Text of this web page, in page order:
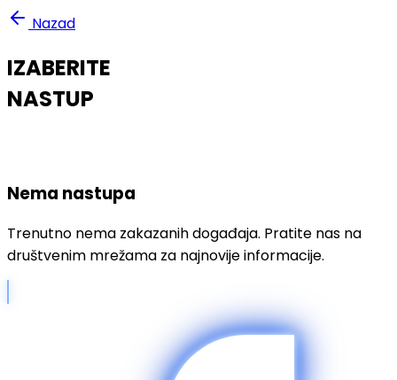
Nazad
IZABERITE
NASTUP
Nema nastupa
Trenutno nema zakazanih događaja. Pratite nas na
društvenim mrežama za najnovije informacije.